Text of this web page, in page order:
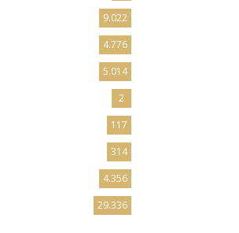
9.022
4.776
5.014
2
117
314
4.356
29.336